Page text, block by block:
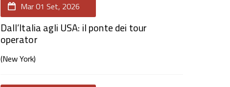
Mar 01 Set, 2026
Dall’Italia agli USA: il ponte dei tour
operator
(New York)